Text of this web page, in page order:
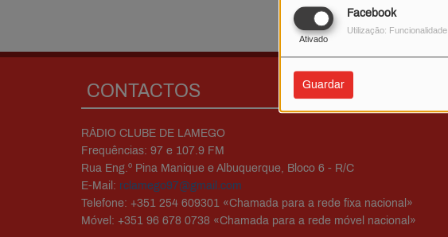
Facebook
Ativado
Utilização: Funcionalidade
Guardar
CONTACTOS
RÁDIO CLUBE DE LAMEGO
Frequências: 97 e 107.9 FM
Rua Eng.º Pina Manique e Albuquerque, Bloco 6 - R/C
E-Mail: rclamego97@gmail.com
Telefone: +351 254 609301 «Chamada para a rede fixa nacional»
Móvel: +351 96 678 0738 «Chamada para a rede móvel nacional»